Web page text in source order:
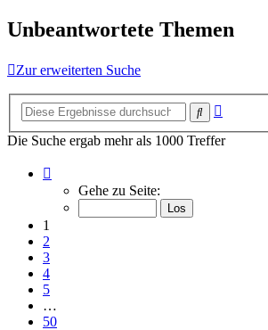
Unbeantwortete Themen
Zur erweiterten Suche
Suche
Die Suche ergab mehr als 1000 Treffer
von
Gehe zu Seite:
1
2
3
4
5
…
50